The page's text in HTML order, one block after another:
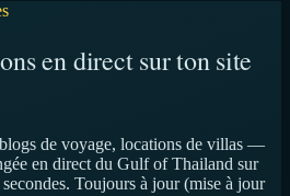
en direct sur ton site
de voyage, locations de villas —
en direct du Gulf of Thailand sur
Toujours à jour (mise à jour